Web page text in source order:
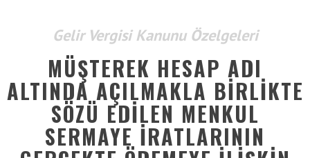
Gelir Vergisi Kanunu Özelgeleri
MÜŞTEREK HESAP ADI
ALTINDA AÇILMAKLA BIRLIKTE
SÖZÜ EDILEN MENKUL
SERMAYE İRATLARININ
Makaleler
Değerlendirmeler
Listeler
Vergimedia
ARAMAK
KELİMEYİ
ARAMAK
İSTEDEĞİNİZ
KELİMEYİ
VE